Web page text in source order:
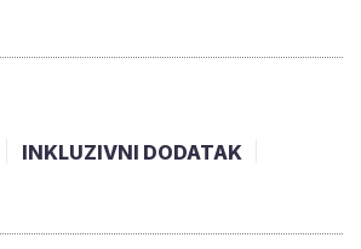
INKLUZIVNI DODATAK